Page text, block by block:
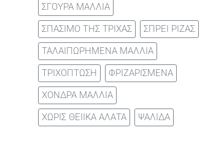
ΣΓΟΥΡΑ ΜΑΛΛΙΑ
ΣΠΑΣΙΜΟ ΤΗΣ ΤΡΙΧΑΣ
ΣΠΡΕΙ ΡΙΖΑΣ
ΤΑΛΑΙΠΩΡΗΜΕΝΑ ΜΑΛΛΙΑ
ΤΡΙΧΟΠΤΩΣΗ
ΦΡΙΖΑΡΙΣΜΕΝΑ
ΧΟΝΔΡΑ ΜΑΛΛΙΑ
ΧΩΡΙΣ ΘΕΙΙΚΑ ΑΛΑΤΑ
ΨΑΛΙΔΑ